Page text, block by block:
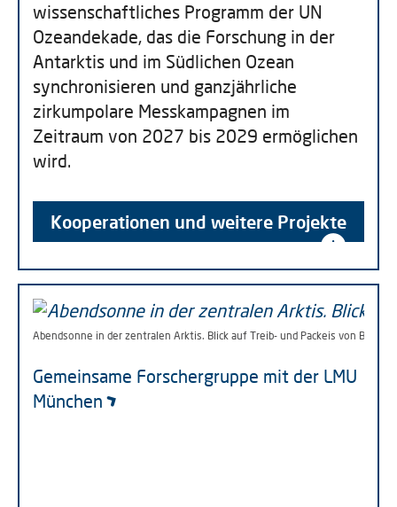
wissenschaftliches Programm der UN
Ozeandekade, das die Forschung in der
Antarktis und im Südlichen Ozean
synchronisieren und ganzjährliche
zirkumpolare Messkampagnen im
Zeitraum von 2027 bis 2029 ermöglichen
wird.
Kooperationen und weitere Projekte
Abendsonne in der zentralen Arktis. Blick auf Treib- und Packeis von
Gemeinsame Forschergruppe mit der LMU
München